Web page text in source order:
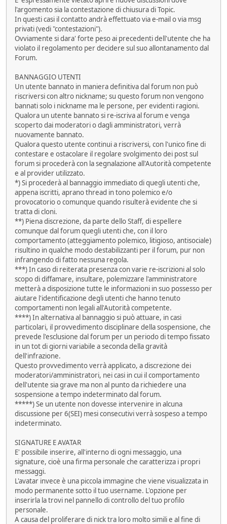
l'argomento sia la contestazione di chiusura di Topic.
In questi casi il contatto andrà effettuato via e-mail o via msg
privati (vedi "contestazioni").
Ovviamente si dara' forte peso ai precedenti dell'utente che ha
violato il regolamento per decidere sul suo allontanamento dal
Forum.
BANNAGGIO UTENTI
Un utente bannato in maniera definitiva dal forum non può
riscriversi con altro nickname; su questo forum non vengono
bannati solo i nickname ma le persone, per evidenti ragioni.
Qualora un utente bannato si re-iscriva al forum e venga
scoperto dai moderatori o dagli amministratori, verrà
nuovamente bannato.
Qualora questo utente continui a riscriversi, con l'unico fine di
contestare e ostacolare il regolare svolgimento dei post sul
forum si procederà con la segnalazione all'Autorità competente
e al provider utilizzato.
*) Si procederà al bannaggio immediato di quegli utenti che,
appena iscritti, aprano thread in tono polemico e/o
provocatorio o comunque quando risulterà evidente che si
tratta di cloni.
**) Piena discrezione, da parte dello Staff, di espellere
comunque dal forum quegli utenti che, con il loro
comportamento (atteggiamento polemico, litigioso, antisociale)
risultino in qualche modo destabilizzanti per il forum, pur non
infrangendo di fatto nessuna regola.
***) In caso di reiterata presenza con varie re-iscrizioni al solo
scopo di diffamare, insultare, polemizzare l'amministratore
metterà a disposizione tutte le informazioni in suo possesso per
aiutare l'identificazione degli utenti che hanno tenuto
comportamenti non legali all'Autorità competente.
****) In alternativa al bannaggio si può attuare, in casi
particolari, il provvedimento disciplinare della sospensione, che
prevede l'esclusione dal forum per un periodo di tempo fissato
in un tot di giorni variabile a seconda della gravità
dell'infrazione.
Questo provvedimento verrà applicato, a discrezione dei
moderatori/amministratori, nei casi in cui il comportamento
dell'utente sia grave ma non al punto da richiedere una
sospensione a tempo indeterminato dal forum.
*****) Se un utente non dovesse intervenire in alcuna
discussione per 6(SEI) mesi consecutivi verrà sospeso a tempo
indeterminato.
SIGNATURE E AVATAR
E' possibile inserire, all'interno di ogni messaggio, una
signature, cioè una firma personale che caratterizza i propri
messaggi.
L'avatar invece è una piccola immagine che viene visualizzata in
modo permanente sotto il tuo username. L'opzione per
inserirla la trovi nel pannello di controllo del tuo profilo
personale.
A causa del proliferare di nick tra loro molto simili e al fine di